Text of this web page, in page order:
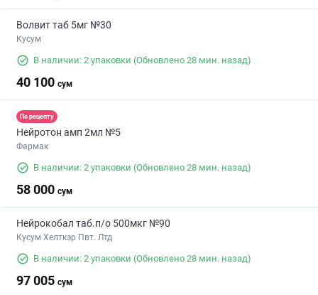
Волвит таб 5мг №30
Кусум
В наличии: 2 упаковки (Обновлено 28 мин. назад)
40 100 сум
По рецепту
Нейротон амп 2мл №5
Фармак
В наличии: 2 упаковки (Обновлено 28 мин. назад)
58 000 сум
Нейрокобал таб.п/о 500мкг №90
Кусум Хелткэр Пвт. Лтд
В наличии: 2 упаковки (Обновлено 28 мин. назад)
97 005 сум